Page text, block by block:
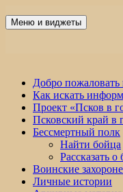
Победа 60
Меню и виджеты
Добро
Как искать
Проект «Псков в
Псковский край в
Бессмертный полк
Найти бойца
Рассказать о
Воинские
Личные истории